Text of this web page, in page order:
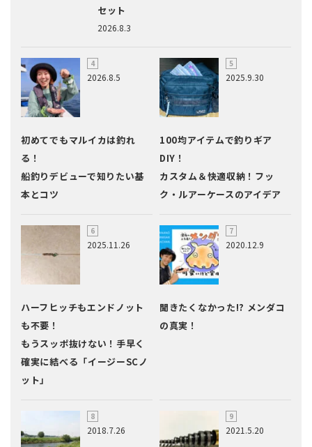
2026.8.3
セット
2026.8.5
初めてでもマルイカは釣れ
る！
船釣りデビューで知りたい基
本とコツ
2025.9.30
100均アイテムで釣りギア
DIY！
カスタム＆快適収納！フッ
ク・ルアーケースのアイデア
2025.11.26
ハーフヒッチもエンドノット
も不要！
もうスッポ抜けない！手早く
確実に結べる「イージーSCノ
ット」
2020.12.9
聞きたくなかった!? メンダコ
の真実！
2018.7.26 2021.5.20